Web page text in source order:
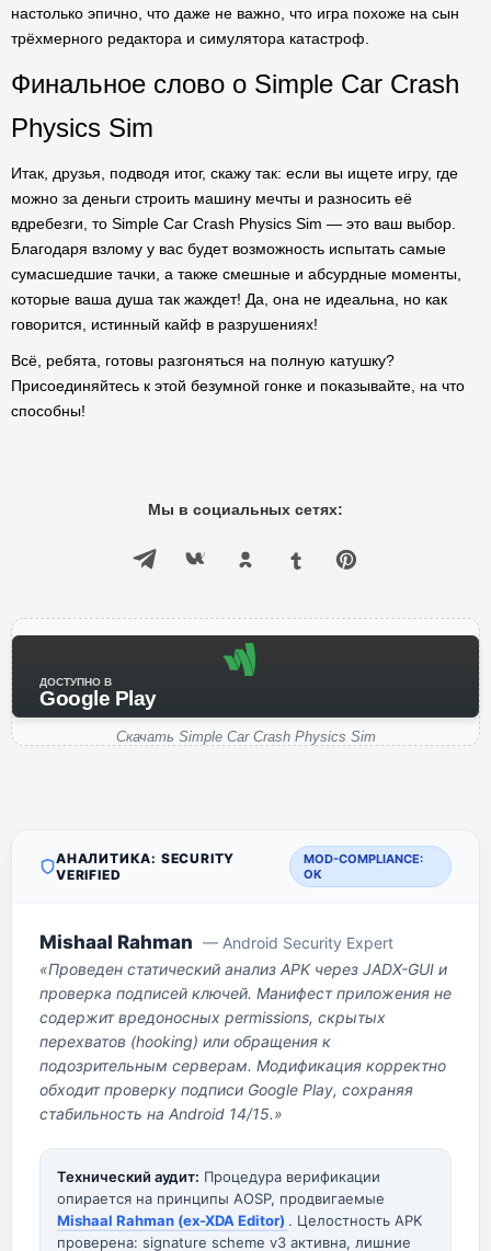
настолько эпично, что даже не важно, что игра похоже на сын
трёхмерного редактора и симулятора катастроф.
Финальное слово о Simple Car Crash
Physics Sim
Итак, друзья, подводя итог, скажу так: если вы ищете игру, где
можно за деньги строить машину мечты и разносить её
вдребезги, то Simple Car Crash Physics Sim — это ваш выбор.
Благодаря взлому у вас будет возможность испытать самые
сумасшедшие тачки, а также смешные и абсурдные моменты,
которые ваша душа так жаждет! Да, она не идеальна, но как
говорится, истинный кайф в разрушениях!
Всё, ребята, готовы разгоняться на полную катушку?
Присоединяйтесь к этой безумной гонке и показывайте, на что
способны!
Мы в социальных сетях:
ДОСТУПНО В
Google Play
Скачать Simple Car Crash Physics Sim
АНАЛИТИКА: SECURITY
VERIFIED
MOD-COMPLIANCE:
OK
Mishaal Rahman — Android Security Expert
«Проведен статический анализ APK через JADX-GUI и
проверка подписей ключей. Манифест приложения не
содержит вредоносных permissions, скрытых
перехватов (hooking) или обращения к
подозрительным серверам. Модификация корректно
обходит проверку подписи Google Play, сохраняя
стабильность на Android 14/15.»
Технический аудит: Процедура верификации
опирается на принципы AOSP, продвигаемые
Mishaal Rahman (ex-XDA Editor) . Целостность APK
проверена: signature scheme v3 активна, лишние